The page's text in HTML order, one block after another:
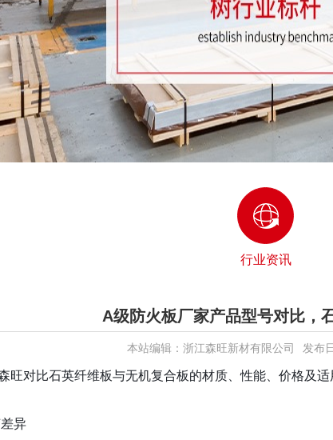
行业资讯
A级防火板厂家产品型号对比，
本站编辑：浙江森旺新材有限公司 发布
旺对比石英纤维板与无机复合板的材质、性能、价格及
异